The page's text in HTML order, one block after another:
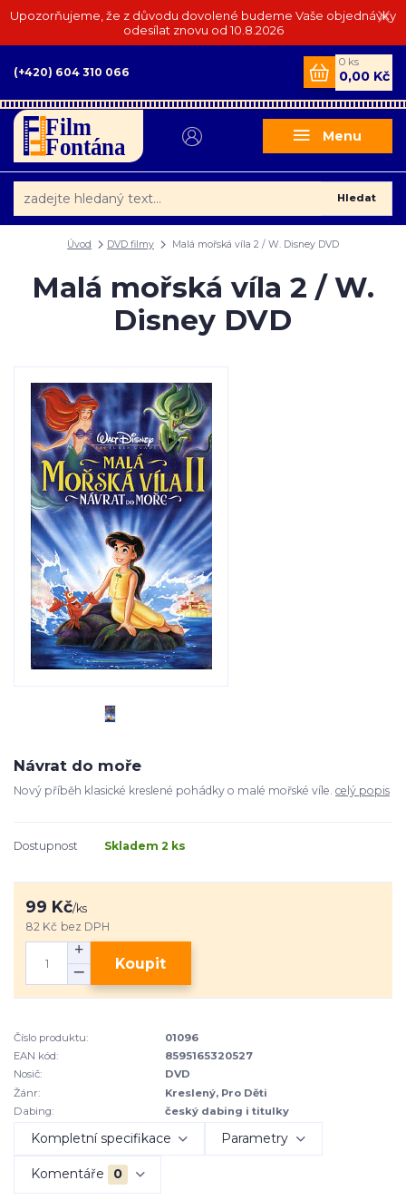
Upozorňujeme, že z důvodu dovolené budeme Vaše objednávky
odesílat znovu od 10.8.2026
Menu
Hledat
(+420) 604 310 066
0 ks
0,00 Kč
Úvod DVD filmy Malá mořská víla 2 / W. Disney DVD
Malá mořská víla 2 / W.
Disney DVD
Návrat do moře
Nový příběh klasické kreslené pohádky o malé mořské víle. celý popis
Dostupnost Skladem 2 ks
99 Kč/ks
82 Kč bez DPH
Koupit
Číslo produktu:
01096
EAN kód:
8595165320527
Nosič:
DVD
Žánr:
Kreslený, Pro Děti
Dabing:
český dabing i titulky
Kompletní specifikace Parametry
Komentáře 0